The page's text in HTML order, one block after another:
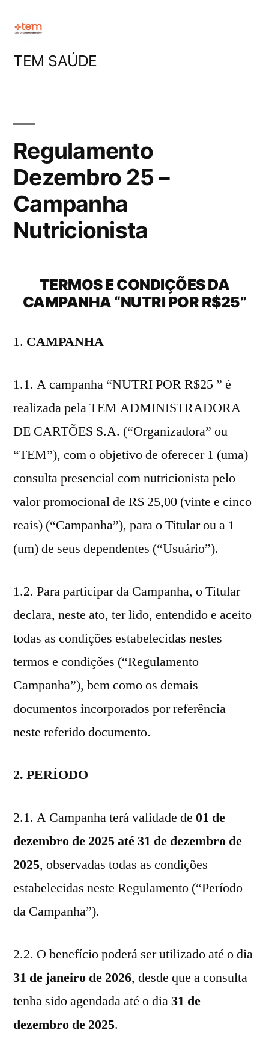
para
TEM SAÚDE
Regulamento
Dezembro 25 –
Campanha
Nutricionista
TERMOS E CONDIÇÕES DA
CAMPANHA “NUTRI POR R$25”
CAMPANHA
1.1. A campanha “NUTRI POR R$25 ” é
realizada pela TEM ADMINISTRADORA
DE CARTÕES S.A. (“Organizadora” ou
“TEM”), com o objetivo de oferecer 1 (uma)
consulta presencial com nutricionista pelo
valor promocional de R$ 25,00 (vinte e cinco
reais) (“Campanha”), para o Titular ou a 1
(um) de seus dependentes (“Usuário”).
1.2. Para participar da Campanha, o Titular
declara, neste ato, ter lido, entendido e aceito
todas as condições estabelecidas nestes
termos e condições (“Regulamento
Campanha”), bem como os demais
documentos incorporados por referência
neste referido documento.
2. PERÍODO
2.1. A Campanha terá validade de 01 de
dezembro de 2025 até 31 de dezembro de
2025, observadas todas as condições
estabelecidas neste Regulamento (“Período
da Campanha”).
2.2. O benefício poderá ser utilizado até o dia
31 de janeiro de 2026, desde que a consulta
tenha sido agendada até o dia31 de
dezembro de 2025.